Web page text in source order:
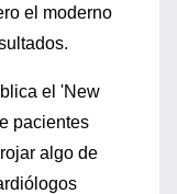
el moderno
el 'New
pacientes
algo de